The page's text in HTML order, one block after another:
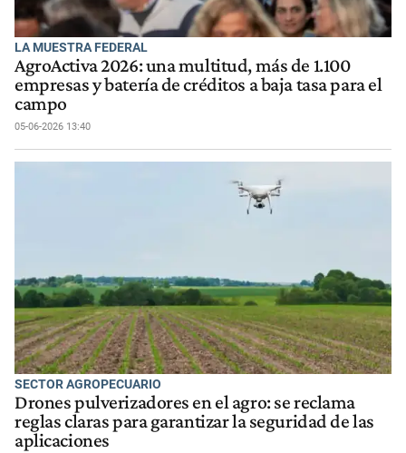
LA MUESTRA FEDERAL
AgroActiva 2026: una multitud, más de 1.100
empresas y batería de créditos a baja tasa para el
campo
05-06-2026 13:40
SECTOR AGROPECUARIO
Drones pulverizadores en el agro: se reclama
reglas claras para garantizar la seguridad de las
aplicaciones